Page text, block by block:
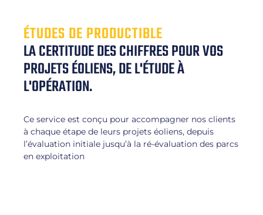
ÉTUDES DE PRODUCTIBLE
LA CERTITUDE DES CHIFFRES POUR VOS
PROJETS ÉOLIENS, DE L'ÉTUDE À
L'OPÉRATION.
Ce service est conçu pour accompagner nos clients
à chaque étape de leurs projets éoliens, depuis
l’évaluation initiale jusqu’à la ré-évaluation des parcs
en exploitation